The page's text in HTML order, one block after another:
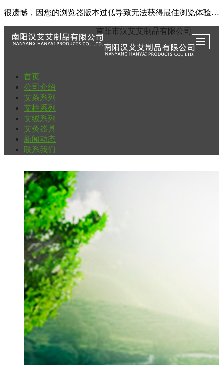
很遗憾，因您的浏览器版本过低导致无法获得最佳浏览体验，推荐下载安装谷歌浏览器！
南阳市汉艾艾制品有限公司
首页
公司介绍
艾条系列
艾柱系列
艾绒系列
艾灸器具
新闻动态
联系我们